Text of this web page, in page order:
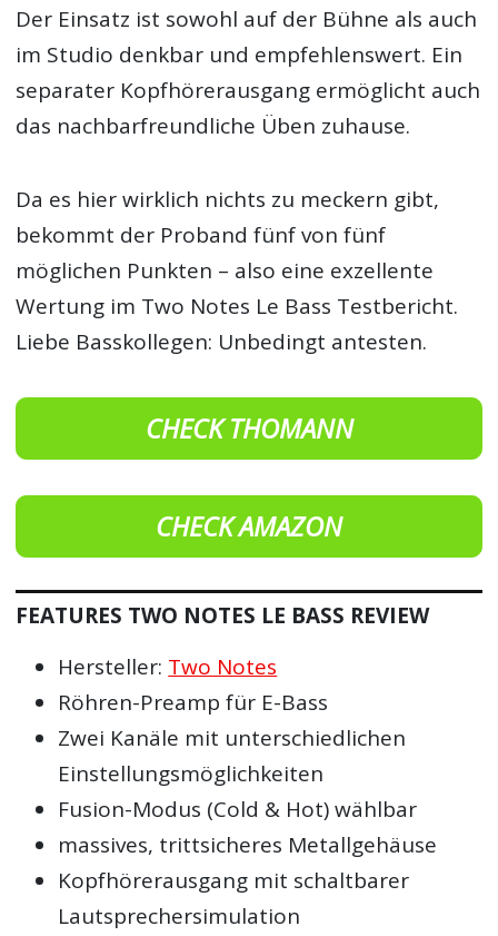
Der Einsatz ist sowohl auf der Bühne als auch
im Studio denkbar und empfehlenswert. Ein
separater Kopfhörerausgang ermöglicht auch
das nachbarfreundliche Üben zuhause.
Da es hier wirklich nichts zu meckern gibt,
bekommt der Proband fünf von fünf
möglichen Punkten – also eine exzellente
Wertung im Two Notes Le Bass Testbericht.
Liebe Basskollegen: Unbedingt antesten.
CHECK THOMANN
CHECK AMAZON
FEATURES TWO NOTES LE BASS REVIEW
Hersteller: Two Notes
Röhren-Preamp für E-Bass
Zwei Kanäle mit unterschiedlichen
Einstellungsmöglichkeiten
Fusion-Modus (Cold & Hot) wählbar
massives, trittsicheres Metallgehäuse
Kopfhörerausgang mit schaltbarer
Lautsprechersimulation